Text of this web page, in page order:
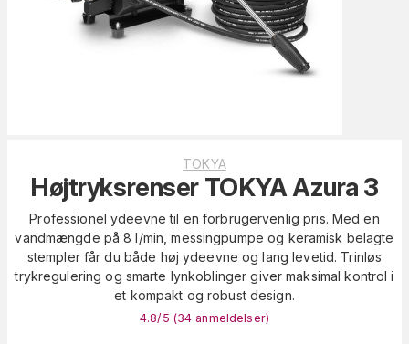
TOKYA
Højtryksrenser TOKYA Azura 3
Professionel ydeevne til en forbrugervenlig pris. Med en
vandmængde på 8 l/min, messingpumpe og keramisk belagte
stempler får du både høj ydeevne og lang levetid. Trinløs
trykregulering og smarte lynkoblinger giver maksimal kontrol i
et kompakt og robust design.
4.8/5 (34 anmeldelser)